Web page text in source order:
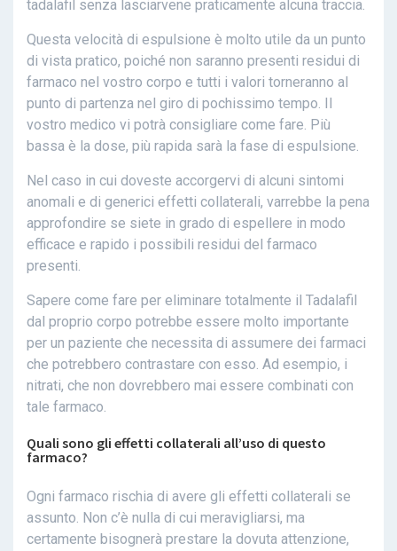
tadalafil senza lasciarvene praticamente alcuna traccia.
Questa velocità di espulsione è molto utile da un punto
di vista pratico, poiché non saranno presenti residui di
farmaco nel vostro corpo e tutti i valori torneranno al
punto di partenza nel giro di pochissimo tempo. Il
vostro medico vi potrà consigliare come fare. Più
bassa è la dose, più rapida sarà la fase di espulsione.
Nel caso in cui doveste accorgervi di alcuni sintomi
anomali e di generici effetti collaterali, varrebbe la pena
approfondire se siete in grado di espellere in modo
efficace e rapido i possibili residui del farmaco
presenti.
Sapere come fare per eliminare totalmente il Tadalafil
dal proprio corpo potrebbe essere molto importante
per un paziente che necessita di assumere dei farmaci
che potrebbero contrastare con esso. Ad esempio, i
nitrati, che non dovrebbero mai essere combinati con
tale farmaco.
Quali sono gli effetti collaterali all’uso di questo
farmaco?
Ogni farmaco rischia di avere gli effetti collaterali se
assunto. Non c’è nulla di cui meravigliarsi, ma
certamente bisognerà prestare la dovuta attenzione,